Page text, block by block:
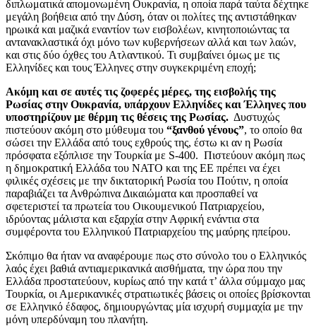
διπλωματικά απομονωμένη Ουκρανία, η οποία παρά ταύτα δέχτηκε
μεγάλη βοήθεια από την Δύση, όταν οι πολίτες της αντιστάθηκαν
ηρωικά και μαζικά εναντίον των εισβολέων, κινητοποιώντας τα
αντανακλαστικά όχι μόνο των κυβερνήσεων αλλά και των λαών,
και στις δύο όχθες του Ατλαντικού. Τι συμβαίνει όμως με τις
Ελληνίδες και τους Έλληνες στην συγκεκριμένη εποχή;
Ακόμη και σε αυτές τις ζοφερές μέρες, της εισβολής της
Ρωσίας στην Ουκρανία, υπάρχουν Ελληνίδες και Έλληνες που
υποστηρίζουν με θέρμη τις θέσεις της Ρωσίας. Δυστυχώς
πιστεύουν ακόμη στο μύθευμα του “ξανθού γένους”, το οποίο θα
σώσει την Ελλάδα από τους εχθρούς της, έστω κι αν η Ρωσία
πρόσφατα εξόπλισε την Τουρκία με S-400. Πιστεύουν ακόμη πως
η δημοκρατική Ελλάδα του ΝΑΤΟ και της ΕΕ πρέπει να έχει
φιλικές σχέσεις με την δικτατορική Ρωσία του Πούτιν, η οποία
παραβιάζει τα Ανθρώπινα Δικαιώματα και προσπαθεί να
σφετεριστεί τα πρωτεία του Οικουμενικού Πατριαρχείου,
ιδρύοντας μάλιστα και εξαρχία στην Αφρική ενάντια στα
συμφέροντα του Ελληνικού Πατριαρχείου της μαύρης ηπείρου.
Σκόπιμο θα ήταν να αναφέρουμε πως στο σύνολο του ο Ελληνικός
λαός έχει βαθιά αντιαμερικανικά αισθήματα, την ώρα που την
Ελλάδα προστατεύουν, κυρίως από την κατά τ’ άλλα σύμμαχο μας
Τουρκία, οι Αμερικανικές στρατιωτικές βάσεις οι οποίες βρίσκονται
σε Ελληνικό έδαφος, δημιουργώντας μία ισχυρή συμμαχία με την
μόνη υπερδύναμη του πλανήτη.